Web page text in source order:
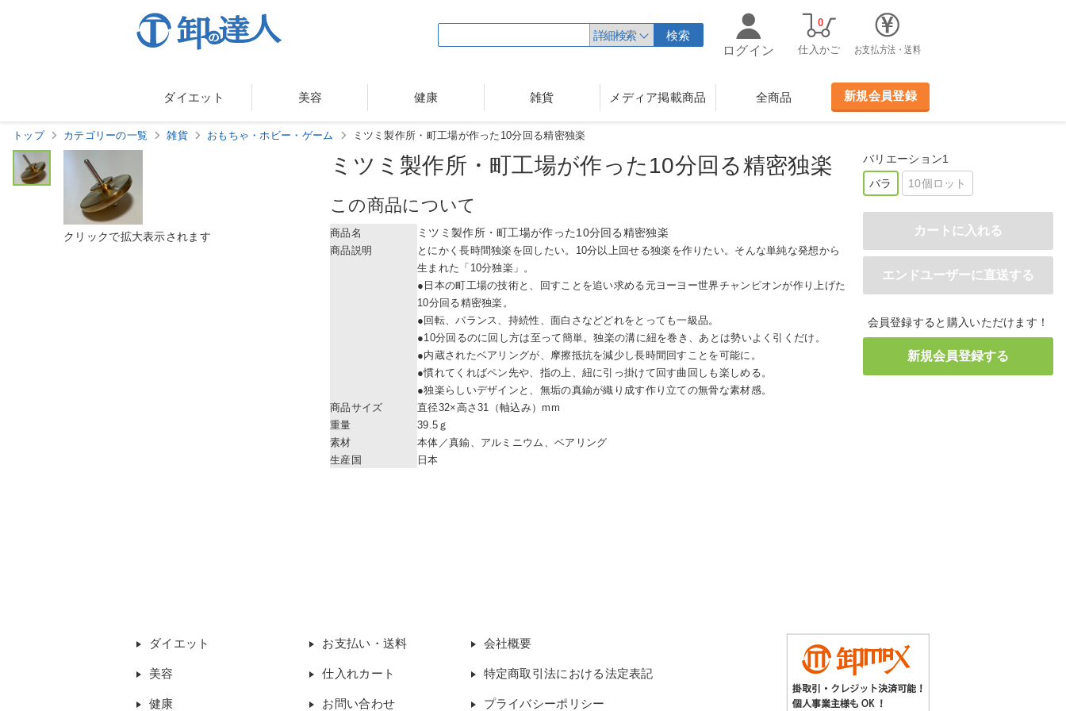
詳細検索
検索
ログイン
仕入かご
0
お支払方法・送料
ダイエット 美容 健康 雑貨 メディア掲載商品 全商品 新規会員登録
トップ カテゴリーの一覧 雑貨 おもちゃ・ホビー・ゲーム ミツミ製作所・町工場が作った10分回る精密独楽
バリエーション1
バラ
10個ロット
会員登録すると購入いただけます！
ミツミ製作所・町工場が作った10分回る精密独楽
この商品について
商品名 ミツミ製作所・町工場が作った10分回る精密独楽
商品説明
とにかく長時間独楽を回したい。10分以上回せる独楽を作りたい。そんな単純な発想から
生まれた「10分独楽」。
●日本の町工場の技術と、回すことを追い求める元ヨーヨー世界チャンピオンが作り上げた
10分回る精密独楽。
●回転、バランス、持続性、面白さなどどれをとっても一級品。
●10分回るのに回し方は至って簡単。独楽の溝に紐を巻き、あとは勢いよく引くだけ。
●内蔵されたベアリングが、摩擦抵抗を減少し長時間回すことを可能に。
●慣れてくればペン先や、指の上、紐に引っ掛けて回す曲回しも楽しめる。
●独楽らしいデザインと、無垢の真鍮が織り成す作り立ての無骨な素材感。
商品サイズ
直径32×高さ31（軸込み）mm
重量
39.5ｇ
素材
本体／真鍮、アルミニウム、ベアリング
生産国
日本
ダイエット
美容
健康
お支払い・送料
仕入れカート
お問い合わせ
会社概要
特定商取引法における法定表記
プライバシーポリシー